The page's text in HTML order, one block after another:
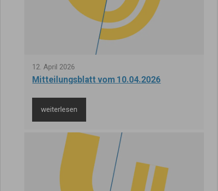
12.April 2026
Mitteilungsblatt vom 10.04.2026
weiterlesen